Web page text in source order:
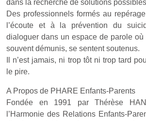
dans la recherche de solutions
Des professionnels formés au
l’écoute et à la prévention du
dialoguer dans un espace de parole
souvent démunis, se sentent soutenus.
Il n’est jamais, ni trop tôt ni trop tard
le pire.
A Propos de PHARE Enfants-Parents
Fondée en 1991 par Thérèse
l’Harmonie des Relations Enfants-